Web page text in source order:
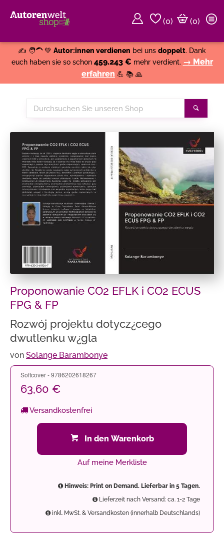
(0)
(0)
✍️ 🧑‍🦱 💚 Autor:innen verdienen bei uns doppelt. Dank
euch haben sie so schon 459.243 € mehr verdient. → Mehr
erfahren 💪 📚 🙏
Durchsuchen
Sie
Proponowanie CO2 EFLK i CO2 ECUS
FPG & FP
Rozwój projektu dotycz¿cego
dwutlenku w¿gla
von Solange Barambonye
Softcover - 9786202618267
63,60 €
Versandkostenfrei
In den Warenkorb
Auf meine Merkliste
Hinweis: Print on Demand. Lieferbar in 5 Tagen.
Lieferzeit nach Versand: ca. 1-2 Tage
inkl. MwSt. & Versandkosten (innerhalb Deutschlands)